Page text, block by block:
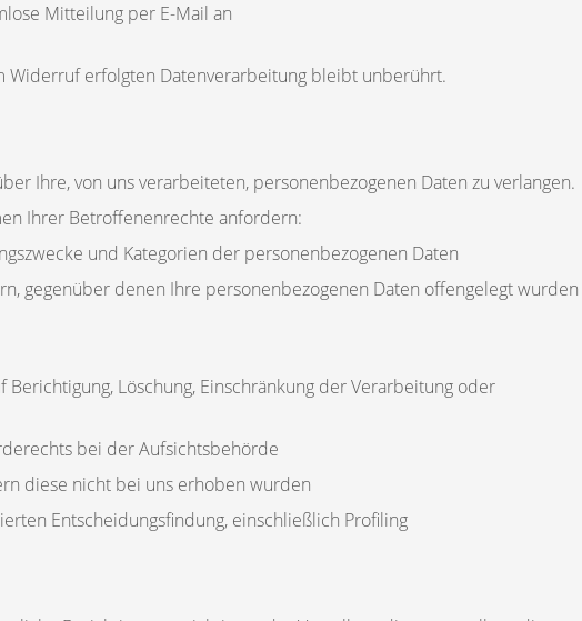
Mitteilung per E-Mail an
Widerruf erfolgten Datenverarbeitung bleibt unberührt.
Ihre, von uns verarbeiteten, personenbezogenen Daten zu verlangen.
Ihrer Betroffenenrechte anfordern:
und Kategorien der personenbezogenen Daten
gegenüber denen Ihre personenbezogenen Daten offengelegt wurden
Berichtigung, Löschung, Einschränkung der Verarbeitung oder
bei der Aufsichtsbehörde
diese nicht bei uns erhoben wurden
Entscheidungsfindung, einschließlich Profiling